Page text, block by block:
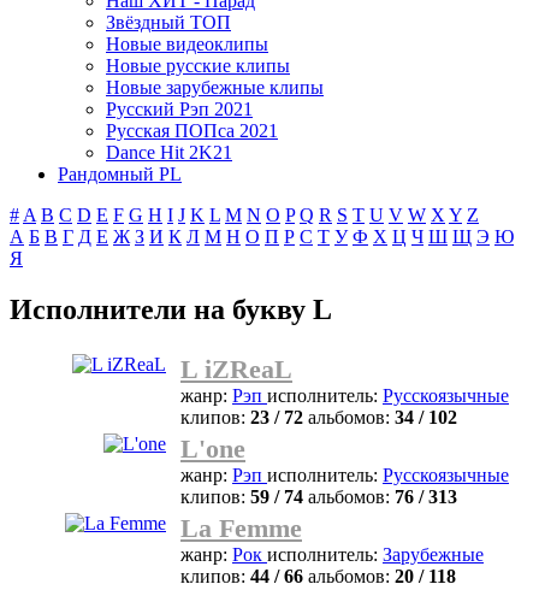
Звёздный ТОП
Новые видеоклипы
Новые русские клипы
Новые зарубежные клипы
Русский Рэп 2021
Русская ПОПса 2021
Dance Hit 2K21
Рандомный PL
# A B C D E F G H I J K L M N O P Q R S T U V W X Y Z
А Б В Г Д Е Ж З И К Л М Н О П Р С Т У Ф Х Ц Ч Ш Щ Э Ю
Я
Исполнители на букву L
L iZReaL
жанр: Рэп исполнитель: Русскоязычные
клипов: 23 / 72 альбомов: 34 / 102
L'one
жанр: Рэп исполнитель: Русскоязычные
клипов: 59 / 74 альбомов: 76 / 313
La Femme
жанр: Рок исполнитель: Зарубежные
клипов: 44 / 66 альбомов: 20 / 118